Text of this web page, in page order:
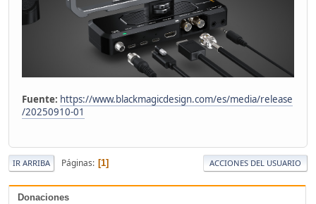
Donaciones
Fuente: https://www.blackmagicdesign.com/es/media/release
/20250910-01
IR ARRIBA Páginas 1 ACCIONES DEL USUARIO